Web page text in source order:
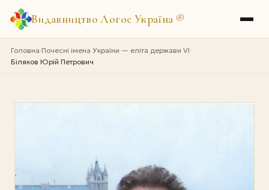
Видавництво Логос Україна ®
Головна›Почесні імена України — еліта держави VI›
Біляков Юрій Петрович